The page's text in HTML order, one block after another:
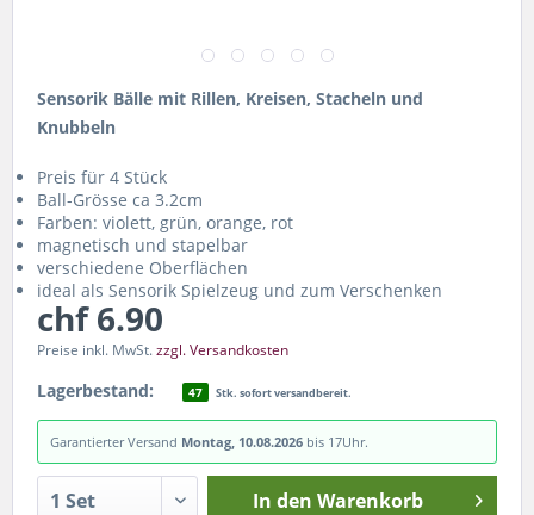
Sensorik Bälle mit Rillen, Kreisen, Stacheln und
Knubbeln
Preis für 4 Stück
Ball-Grösse ca 3.2cm
Farben: violett, grün, orange, rot
magnetisch und stapelbar
verschiedene Oberflächen
ideal als Sensorik Spielzeug und zum Verschenken
chf 6.90
Preise inkl. MwSt.zzgl. Versandkosten
Lagerbestand: 47 Stk. sofort versandbereit.
Garantierter Versand Montag, 10.08.2026 bis 17Uhr.
In den Warenkorb